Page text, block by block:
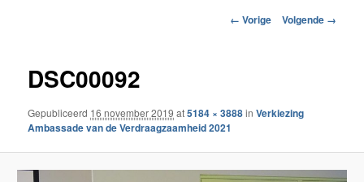
Afbeeldingsnavigatie
← Vorige Volgende →
DSC00092
Gepubliceerd 16 november 2019 at5184 × 3888inVerkiezing
Ambassade van de Verdraagzaamheid 2021